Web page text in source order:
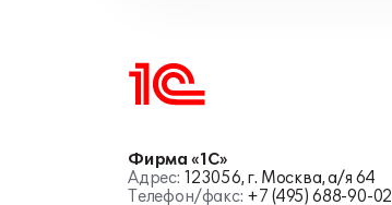
Фирма «1С»
Адрес: 123056, г. Москва, а/я 64
Телефон/факс: +7 (495) 688-90-02